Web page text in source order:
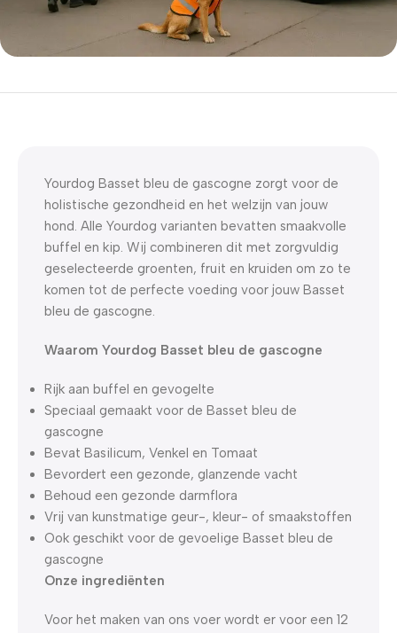
5% korting met code
Yourdog Basset bleu de gascogne zorgt voor de
holistische gezondheid en het welzijn van jouw
hond. Alle Yourdog varianten bevatten smaakvolle
buffel en kip. Wij combineren dit met zorgvuldig
geselecteerde groenten, fruit en kruiden om zo te
komen tot de perfecte voeding voor jouw Basset
bleu de gascogne.
Waarom Yourdog Basset bleu de gascogne
Rijk aan buffel en gevogelte
Speciaal gemaakt voor de Basset bleu de
gascogne
Bevat Basilicum, Venkel en Tomaat
Bevordert een gezonde, glanzende vacht
Behoud een gezonde darmflora
Vrij van kunstmatige geur-, kleur- of smaakstoffen
Ook geschikt voor de gevoelige Basset bleu de
gascogne
Onze ingrediënten
Voor het maken van ons voer wordt er voor een 12